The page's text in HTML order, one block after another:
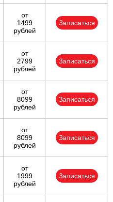
от
1499
рублей
Записаться
от
2799
рублей
Записаться
от
8099
рублей
Записаться
от
8099
рублей
Записаться
от
1999
рублей
Записаться